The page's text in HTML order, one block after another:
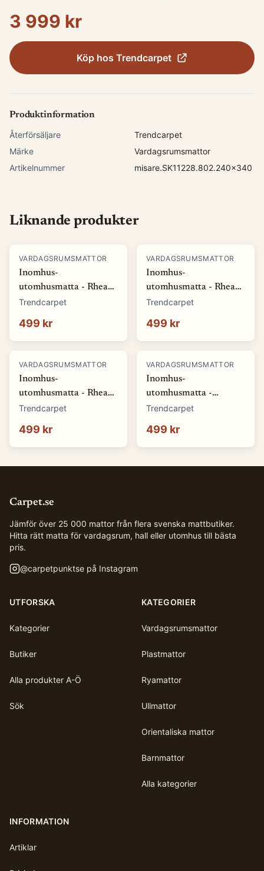
3 999 kr
Köp hos Trendcarpet
Produktinformation
Återförsäljare
Trendcarpet
Märke
Vardagsrumsmattor
Artikelnummer
misare.SK11228.802.240x340
Liknande produkter
VARDAGSRUMSMATTOR
Inomhus-
utomhusmatta - Rhea
(vit) (Storlek: 80 x 150
Trendcarpet
499 kr
VARDAGSRUMSMATTOR
Inomhus-
utomhusmatta - Rhea
(beige) (Storlek: 80 x
Trendcarpet
499 kr
VARDAGSRUMSMATTOR
Inomhus-
utomhusmatta - Rhea
(natur) (Storlek: 80 x
Trendcarpet
499 kr
VARDAGSRUMSMATTOR
Inomhus-
utomhusmatta -
Somerville (blå)
Trendcarpet
499 kr
Carpet.se
Jämför över 25 000 mattor från flera svenska mattbutiker.
Hitta rätt matta för vardagsrum, hall eller utomhus till bästa
pris.
@carpetpunktse på Instagram
UTFORSKA
Kategorier
Butiker
Alla produkter A-Ö
Sök
KATEGORIER
Vardagsrumsmattor
Plastmattor
Ryamattor
Ullmattor
Orientaliska mattor
Barnmattor
Alla kategorier
INFORMATION
Artiklar